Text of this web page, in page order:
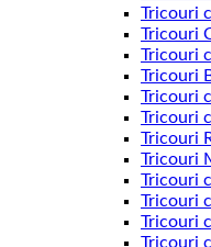
Tricouri
Tricouri
Tricouri
Tricouri
Tricouri
Tricouri
Tricouri
Tricouri
Tricouri
Tricouri
Tricouri
Tricouri